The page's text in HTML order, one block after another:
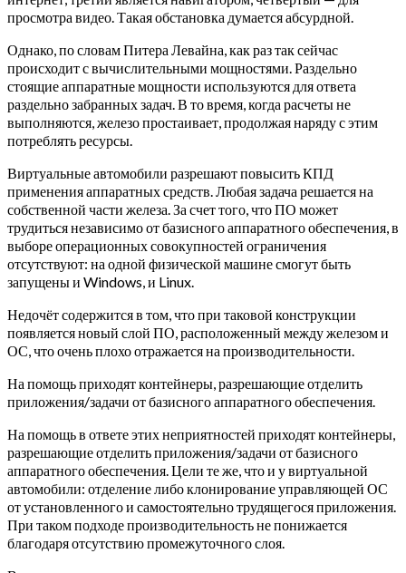
просмотра видео. Такая обстановка думается абсурдной.
Однако, по словам Питера Левайна, как раз так сейчас
происходит с вычислительными мощностями. Раздельно
стоящие аппаратные мощности используются для ответа
раздельно забранных задач. В то время, когда расчеты не
выполняются, железо простаивает, продолжая наряду с этим
потреблять ресурсы.
Виртуальные автомобили разрешают повысить КПД
применения аппаратных средств. Любая задача решается на
собственной части железа. За счет того, что ПО может
трудиться независимо от базисного аппаратного обеспечения, в
выборе операционных совокупностей ограничения
отсутствуют: на одной физической машине смогут быть
запущены и Windows, и Linux.
Недочёт содержится в том, что при таковой конструкции
появляется новый слой ПО, расположенный между железом и
ОС, что очень плохо отражается на производительности.
На помощь приходят контейнеры, разрешающие отделить
приложения/задачи от базисного аппаратного обеспечения.
На помощь в ответе этих неприятностей приходят контейнеры,
разрешающие отделить приложения/задачи от базисного
аппаратного обеспечения. Цели те же, что и у виртуальной
автомобили: отделение либо клонирование управляющей ОС
от установленного и самостоятельно трудящегося приложения.
При таком подходе производительность не понижается
благодаря отсутствию промежуточного слоя.